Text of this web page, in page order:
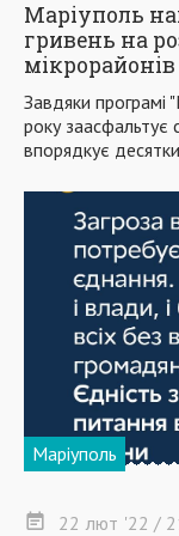
Маріуполь
гривень на
Завдяки програмі
року заасфальтує
впорядкує
Маріуполь
22 лют '22 /